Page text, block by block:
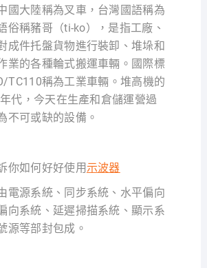
國大陸稱為叉車，台灣國語稱為
俗稱豬哥（ti-ko），是指工廠、
成件托盤貨物進行裝卸、堆垛和
業的各種輪式搬運車輛。國際標
TC110稱為工業車輛。堆高機的
代，今天在生產和倉儲運營過
不可或缺的設備。
你如何好好使用示波器
電源系統、同步系統、水平偏向
向系統、延遲掃描系統、顯示系
源等部封包成。